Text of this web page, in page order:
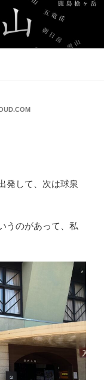
発して、次は球泉
うのがあって、私